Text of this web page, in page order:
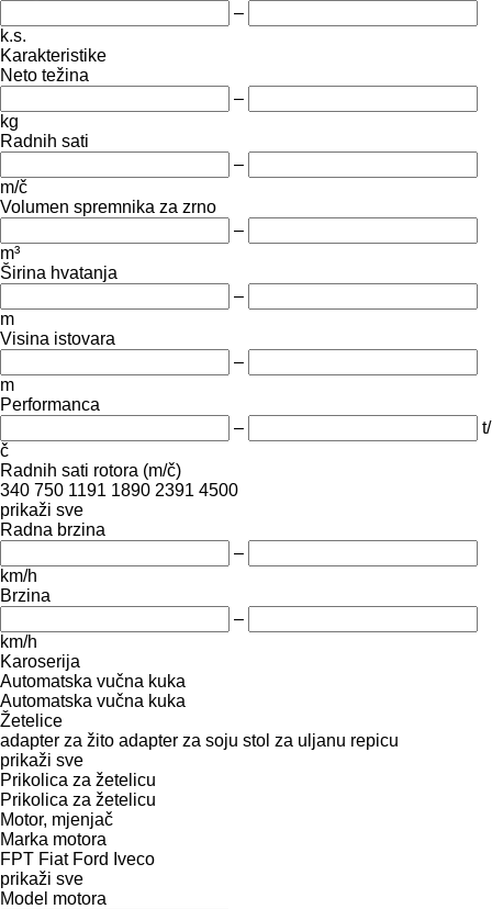
–
k.s.
Karakteristike
Neto težina
–
kg
Radnih sati
–
m/č
Volumen spremnika za zrno
–
m³
Širina hvatanja
–
m
Visina istovara
–
m
Performanca
–
t/
č
Radnih sati rotora (m/č)
340 750 1191 1890 2391 4500
prikaži sve
Radna brzina
–
km/h
Brzina
–
km/h
Karoserija
Automatska vučna kuka
Automatska vučna kuka
Žetelice
adapter za žito adapter za soju stol za uljanu repicu
prikaži sve
Prikolica za žetelicu
Prikolica za žetelicu
Motor, mjenjač
Marka motora
FPT Fiat Ford Iveco
prikaži sve
Model motora